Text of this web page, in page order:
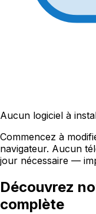
Aucun logiciel à
Commencez à
navigateur. Aucun
jour nécessaire —
Découvrez
complète